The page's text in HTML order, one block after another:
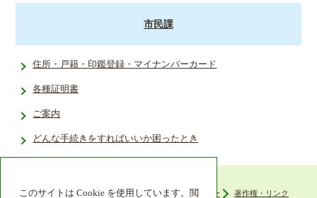
このサイトは Cookie を使用しています。閲
市民課
住所・戸籍・印鑑登録・マイナンバーカード
各種証明書
ご案内
どんな手続きをすればいいか困ったとき
ウェブアクセシビリティ プライバシーポリシー 著作権・リンク